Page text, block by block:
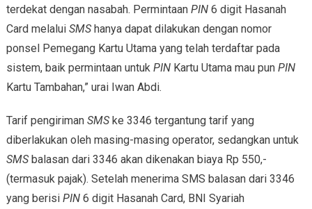
terdekat dengan nasabah. Permintaan PIN6 digit Hasanah
Card melaluiSMShanya dapat dilakukan dengan nomor
ponsel Pemegang Kartu Utama yang telah terdaftar pada
sistem, baik permintaan untuk PINKartu Utama mau pun PIN
Kartu Tambahan,” urai Iwan Abdi.
Tarif pengiriman SMSke 3346 tergantung tarif yang
diberlakukan oleh masing-masing operator, sedangkan untuk
SMSbalasan dari 3346 akan dikenakan biaya Rp 550,-
(termasuk pajak). Setelah menerima SMS balasan dari 3346
yang berisi PIN6 digit Hasanah Card, BNI Syariah